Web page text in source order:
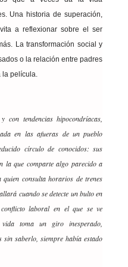
Una historia de superación,
a reflexionar sobre el ser
La transformación social y
o la relación entre padres
la película.
tendencias hipocondríacas,
en las afueras de un pueblo
círculo de conocidos: sus
la que comparte algo parecido a
consulta horarios de trenes
cuando se detecte un bulto en
laboral en el que se ve
toma un giro inesperado,
sin saberlo, siempre había estado